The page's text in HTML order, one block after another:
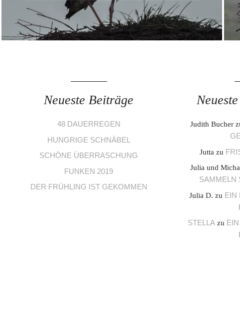
Neueste Beiträge
48 DAUERREGEN
HUNGRIGE SCHNÄBEL
SCHÖNE ÜBERRASCHUNG
FUNKEN 2019
DER FRÜHLING IST GEKOMMEN
Judith Bucher
Jutta zu
Julia und
SAMMELN
Julia D. zu EIN
STELLAzu